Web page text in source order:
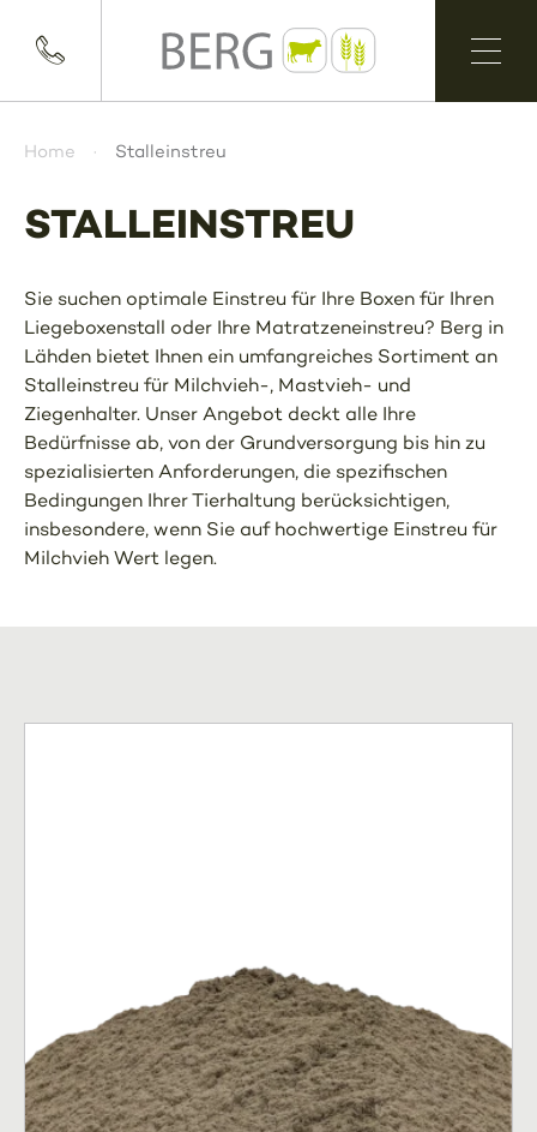
Home Stalleinstreu
STALLEINSTREU
Sie suchen optimale Einstreu für Ihre Boxen für Ihren
Liegeboxenstall oder Ihre Matratzeneinstreu? Berg in
Lähden bietet Ihnen ein umfangreiches Sortiment an
Stalleinstreu für Milchvieh-, Mastvieh- und
Ziegenhalter. Unser Angebot deckt alle Ihre
Bedürfnisse ab, von der Grundversorgung bis hin zu
spezialisierten Anforderungen, die spezifischen
Bedingungen Ihrer Tierhaltung berücksichtigen,
insbesondere, wenn Sie auf hochwertige Einstreu für
Milchvieh Wert legen.